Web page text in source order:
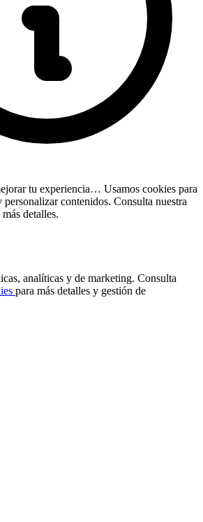
tu experiencia… Usamos cookies para
contenidos. Consulta nuestra
más detalles.
analíticas y de marketing. Consulta
para más detalles y gestión de